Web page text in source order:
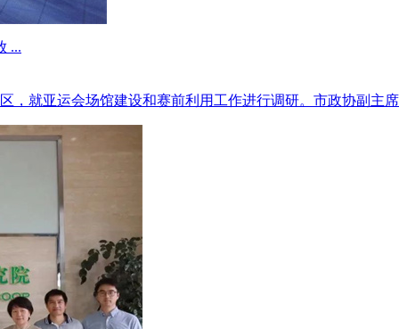
...
，就亚运会场馆建设和赛前利用工作进行调研。市政协副主